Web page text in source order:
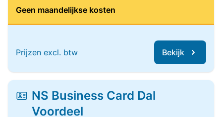
Geen maandelijkse kosten
Prijzen excl. btw Bekijk
NS Business Card Dal
Voordeel